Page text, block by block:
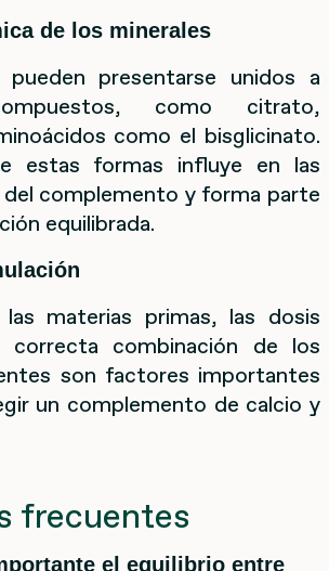
de los minerales
pueden presentarse unidos a
como citrato,
como el bisglicinato.
estas formas influye en las
complemento y forma parte
equilibrada.
materias primas, las dosis
correcta combinación de los
son factores importantes
un complemento de calcio y
frecuentes
el equilibrio entre